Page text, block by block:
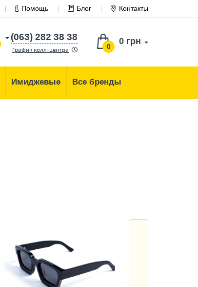
Помощь Блог Контакты
0
0 грн
(063) 282 38 38
График колл-центра
Имиджевые Все бренды